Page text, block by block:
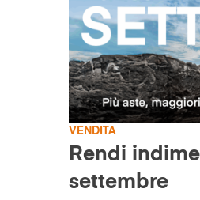
VENDITA
Rendi
settembre